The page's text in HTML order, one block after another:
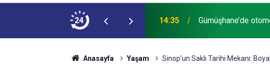
24 14:35 Gümüşhane’de
Anasayfa Yaşam Sinop’un Saklı Tarihi Mekanı: